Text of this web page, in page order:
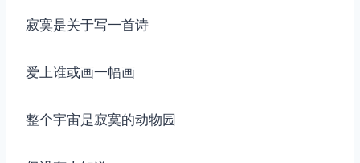
寂寞是关于写一首诗
爱上谁或画一幅画
整个宇宙是寂寞的动物园